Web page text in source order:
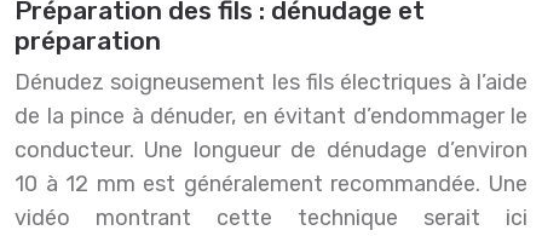
Préparation des fils : dénudage et
préparation
Dénudez soigneusement les fils électriques à l’aide
de la pince à dénuder, en évitant d’endommager le
conducteur. Une longueur de dénudage d’environ
10 à 12 mm est généralement recommandée. Une
vidéo montrant cette technique serait ici